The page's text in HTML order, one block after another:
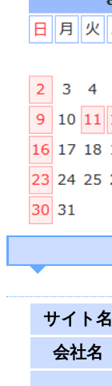
サイト名
会社名